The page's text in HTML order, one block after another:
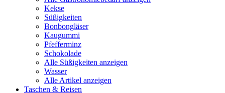
Kekse
Süßigkeiten
Bonbongläser
Kaugummi
Pfefferminz
Schokolade
Alle Süßigkeiten anzeigen
Wasser
Alle Artikel anzeigen
Taschen & Reisen